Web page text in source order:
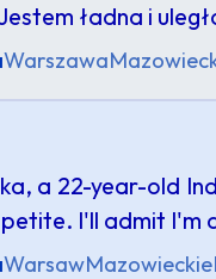
ładna i
Warszawa
a 22-year-old
petite. I'll admit
WarsawMazowieckie